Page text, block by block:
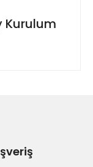
Kurulum